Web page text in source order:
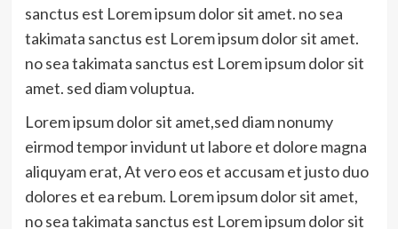
sanctus est Lorem ipsum dolor sit amet. no sea
takimata sanctus est Lorem ipsum dolor sit amet.
no sea takimata sanctus est Lorem ipsum dolor sit
amet. sed diam voluptua.
Lorem ipsum dolor sit amet,sed diam nonumy
eirmod tempor invidunt ut labore et dolore magna
aliquyam erat, At vero eos et accusam et justo duo
dolores et ea rebum. Lorem ipsum dolor sit amet,
no sea takimata sanctus est Lorem ipsum dolor sit